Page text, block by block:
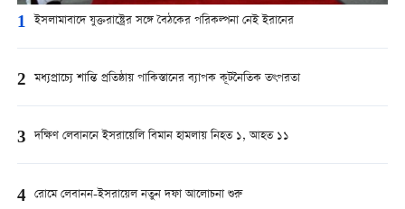
1 ইসলামাবাদে যুক্তরাষ্ট্রের সঙ্গে বৈঠকের পরিকল্পনা নেই ইরানের
2 মধ্যপ্রাচ্যে শান্তি প্রতিষ্ঠায় পাকিস্তানের ব্যাপক কূটনৈতিক তৎপরতা
3 দক্ষিণ লেবাননে ইসরায়েলি বিমান হামলায় নিহত ১, আহত ১১
4 রোমে লেবানন-ইসরায়েল নতুন দফা আলোচনা শুরু